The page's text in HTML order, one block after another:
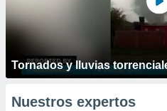
Tornados y lluvias
Nuestros expertos